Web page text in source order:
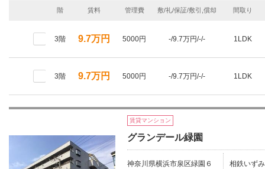
階 賃料 管理費 敷/礼/保証/敷引,償却 間取り
3階 9.7万円 5000円 -/9.7万円/-/- 1LDK
3階 9.7万円 5000円 -/9.7万円/-/- 1LDK
賃貸マンション
グランデール緑園
神奈川県横浜市泉区緑園６
相鉄いず